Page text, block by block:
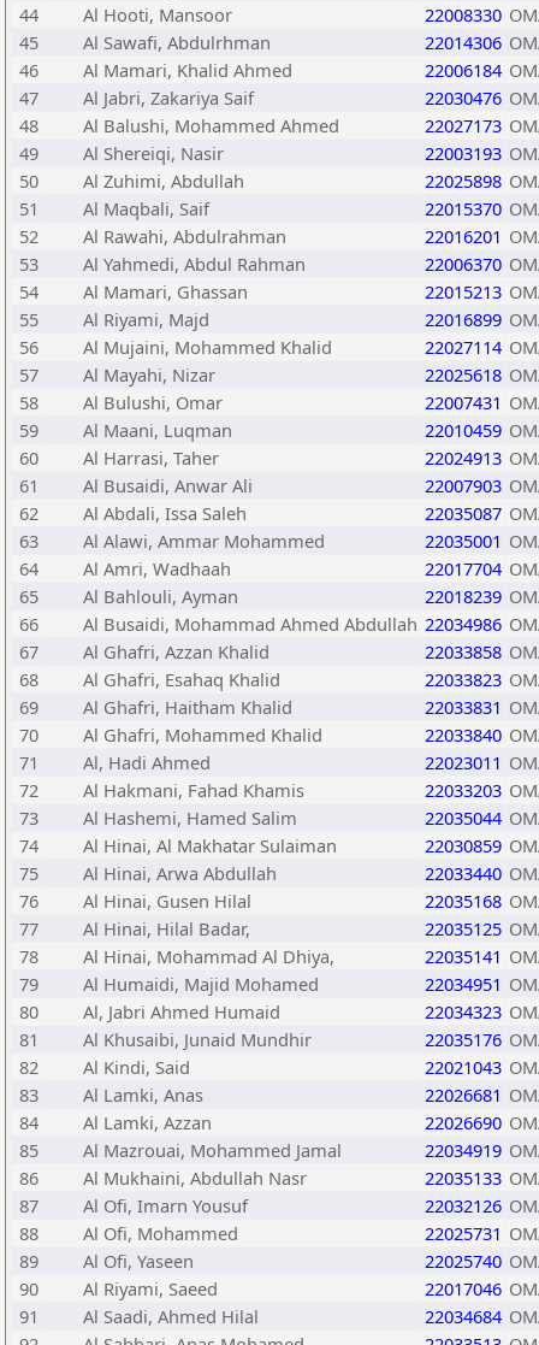
44
Al Hooti, Mansoor 22008330
45
Al Sawafi, Abdulrhman 22014306
46
Al Mamari, Khalid Ahmed 22006184
47
Al Jabri, Zakariya Saif 22030476
48
Al Balushi, Mohammed Ahmed 22027173
49
Al Shereiqi, Nasir 22003193
50
Al Zuhimi, Abdullah 22025898
51
Al Maqbali, Saif 22015370
52
Al Rawahi, Abdulrahman 22016201
53
Al Yahmedi, Abdul Rahman 22006370
54
Al Mamari, Ghassan 22015213
55
Al Riyami, Majd 22016899
56
Al Mujaini, Mohammed Khalid 22027114
57
Al Mayahi, Nizar 22025618
58
Al Bulushi, Omar 22007431
59
Al Maani, Luqman 22010459
60
Al Harrasi, Taher 22024913
61
Al Busaidi, Anwar Ali 22007903
62
Al Abdali, Issa Saleh 22035087
63
Al Alawi, Ammar Mohammed 22035001
64
Al Amri, Wadhaah 22017704
65
Al Bahlouli, Ayman 22018239
66
Al Busaidi, Mohammad Ahmed Abdullah 22034986
67
Al Ghafri, Azzan Khalid 22033858
68
Al Ghafri, Esahaq Khalid 22033823
69
Al Ghafri, Haitham Khalid 22033831
70
Al Ghafri, Mohammed Khalid 22033840
71
Al, Hadi Ahmed 22023011
72
Al Hakmani, Fahad Khamis 22033203
73
Al Hashemi, Hamed Salim 22035044
74
Al Hinai, Al Makhatar Sulaiman 22030859
75
Al Hinai, Arwa Abdullah 22033440
76
Al Hinai, Gusen Hilal 22035168
77
Al Hinai, Hilal Badar, 22035125
78
Al Hinai, Mohammad Al Dhiya, 22035141
79
Al Humaidi, Majid Mohamed 22034951
80
Al, Jabri Ahmed Humaid 22034323
81
Al Khusaibi, Junaid Mundhir 22035176
82
Al Kindi, Said 22021043
83
Al Lamki, Anas 22026681
84
Al Lamki, Azzan 22026690
85
Al Mazrouai, Mohammed Jamal 22034919
86
Al Mukhaini, Abdullah Nasr 22035133
87
Al Ofi, Imarn Yousuf 22032126
88
Al Ofi, Mohammed 22025731
89
Al Ofi, Yaseen 22025740
90
Al Riyami, Saeed 22017046
91
Al Saadi, Ahmed Hilal 22034684